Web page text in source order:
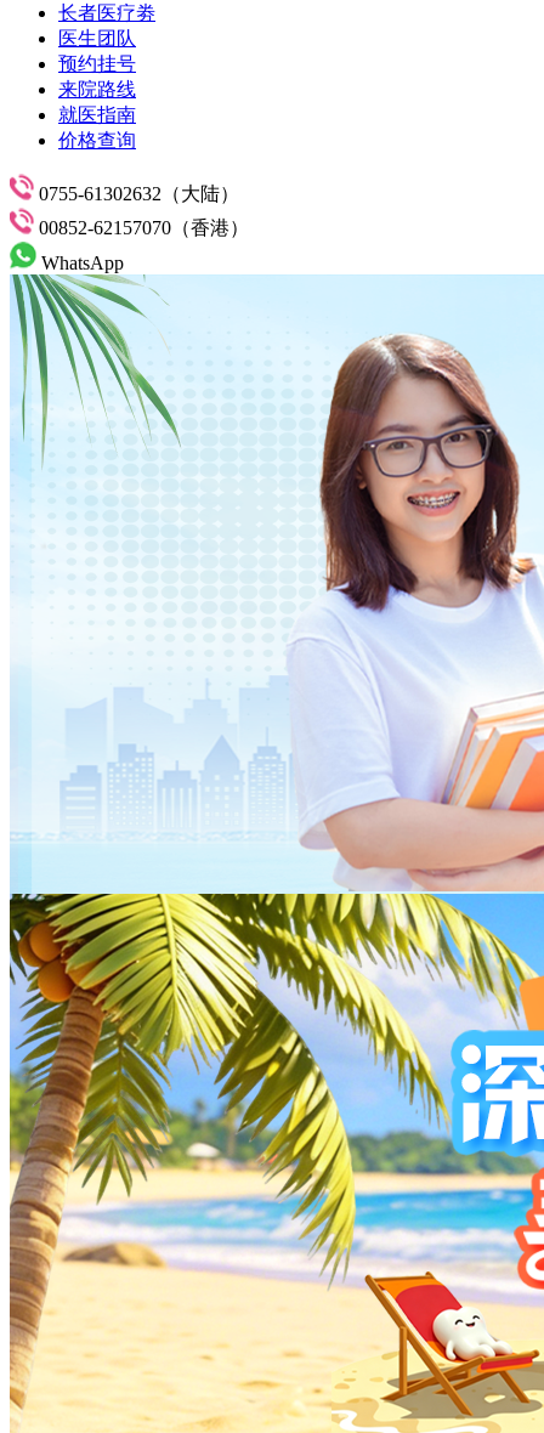
长者医疗劵
医生团队
预约挂号
来院路线
就医指南
价格查询
0755-61302632（大陆）
00852-62157070（香港）
WhatsApp